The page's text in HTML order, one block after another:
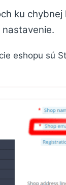
ku
nastavenie.
eshopu sú